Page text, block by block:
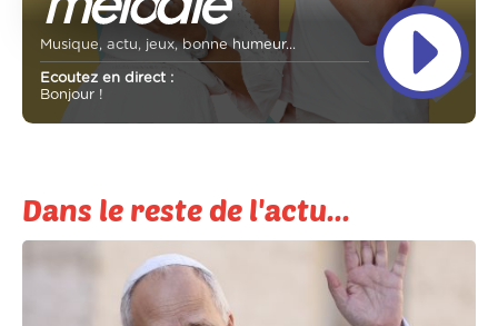
Musique, actu, jeux, bonne humeur...
Ecoutez en direct :
Bonjour !
Dans le reste de l'actu...